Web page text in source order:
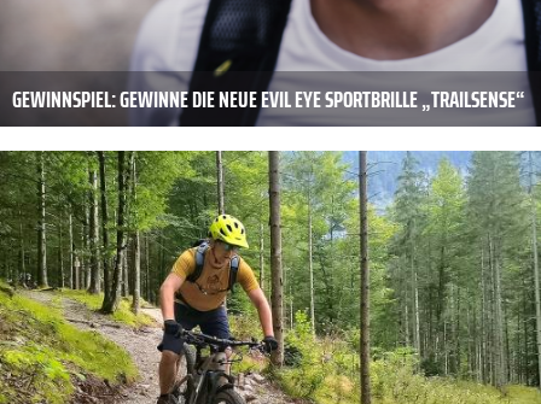
GEWINNSPIEL: GEWINNE DIE NEUE EVIL EYE SPORTBRILLE „TRAILSENSE“